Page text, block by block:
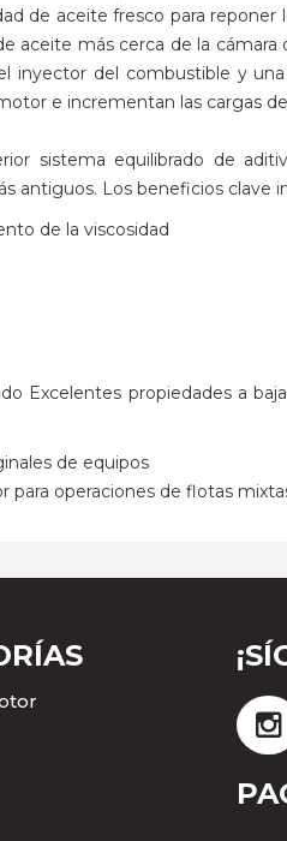
de aceite fresco para reponer
aceite más cerca de la
del combustible y una
e incrementan las cargas
sistema equilibrado de
antiguos. Los beneficios clave
de la viscosidad
Excelentes propiedades a
de equipos
para operaciones de flotas